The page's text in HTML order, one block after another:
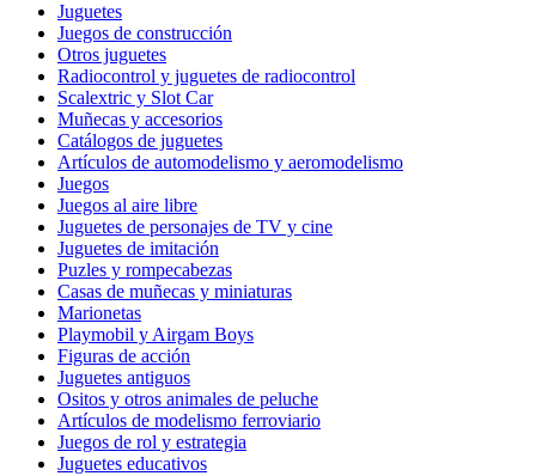
Juguetes
Juegos de construcción
Otros juguetes
Radiocontrol y juguetes de radiocontrol
Scalextric y Slot Car
Muñecas y accesorios
Catálogos de juguetes
Artículos de automodelismo y aeromodelismo
Juegos
Juegos al aire libre
Juguetes de personajes de TV y cine
Juguetes de imitación
Puzles y rompecabezas
Casas de muñecas y miniaturas
Marionetas
Playmobil y Airgam Boys
Figuras de acción
Juguetes antiguos
Ositos y otros animales de peluche
Artículos de modelismo ferroviario
Juegos de rol y estrategia
Juguetes educativos